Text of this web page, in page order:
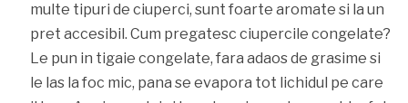
multe tipuri de ciuperci, sunt foarte aromate si la un
pret accesibil. Cum pregatesc ciupercile congelate?
Le pun in tigaie congelate, fara adaos de grasime si
le las la foc mic, pana se evapora tot lichidul pe care